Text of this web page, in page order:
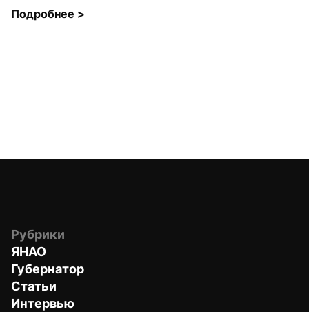
Подробнее >
Рубрики
ЯНАО
Губернатор
Статьи
Интервью